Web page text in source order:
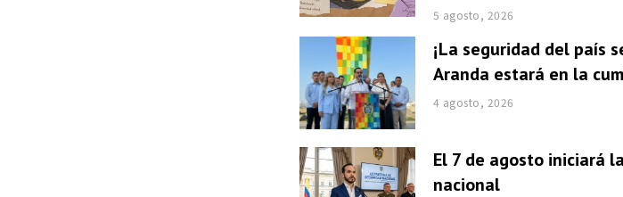
5 agosto, 2026
¡La seguridad del país
Aranda estará en la
4 agosto, 2026
El 7 de agosto iniciará
nacional